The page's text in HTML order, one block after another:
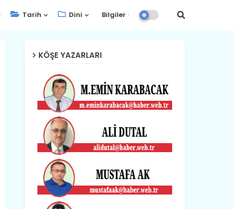
Tarih Dini Bilgiler
KÖŞE YAZARLARI